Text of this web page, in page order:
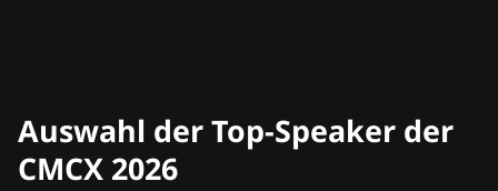
Auswahl der Top-Speaker der
CMCX 2026